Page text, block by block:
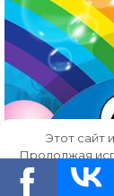
Этот сайт
Продолжая